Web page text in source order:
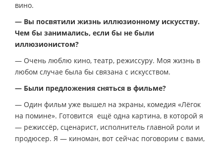
вино.
— Вы посвятили жизнь иллюзионному искусству.
Чем бы занимались, если бы не были
иллюзионистом?
— Очень люблю кино, театр, режиссуру. Моя жизнь в
любом случае была бы связана с искусством.
— Были предложения сняться в фильме?
— Один фильм уже вышел на экраны, комедия «Лёгок
на помине». Готовится ещё одна картина, в которой я
— режиссёр, сценарист, исполнитель главной роли и
продюсер. Я — киноман, вот сейчас поговорим с вами,